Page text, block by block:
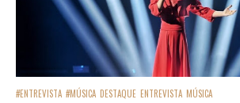
#ENTREVISTA #MÚSICA DESTAQUE ENTREVISTA MÚSICA